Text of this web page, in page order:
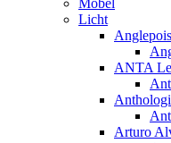
Licht
ANTA
Arturo